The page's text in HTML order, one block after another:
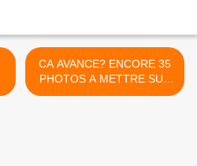
CA AVANCE? ENCORE 35
PHOTOS A METTRE SUR
LE CATALOGUE 2022